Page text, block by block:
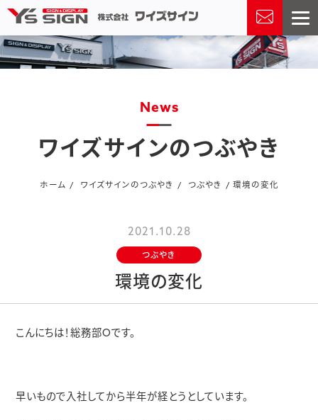
news
ワイズサインのつぶやき
ホーム ワイズサインのつぶやき つぶやき 環境の変化
2021.10.28
つぶやき
環境の変化
こんにちは！総務部Oです。
早いもので入社してから半年が経とうとしています。